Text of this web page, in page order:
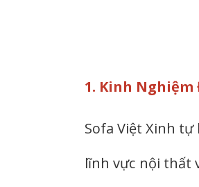
1. Kinh
Sofa Việt Xinh
lĩnh vực nội thất